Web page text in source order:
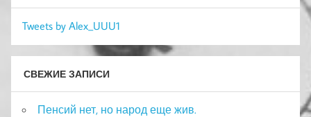
Tweets by Alex_UUU1
СВЕЖИЕ ЗАПИСИ
Пенсий нет, но народ еще жив.